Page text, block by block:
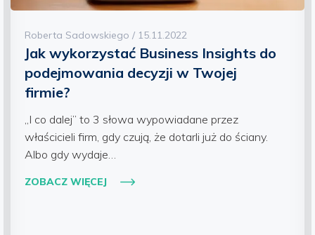
Roberta Sadowskiego / 15.11.2022
Jak wykorzystać Business Insights do
podejmowania decyzji w Twojej
firmie?
„I co dalej” to 3 słowa wypowiadane przez
właścicieli firm, gdy czują, że dotarli już do ściany.
Albo gdy wydaje…
ZOBACZ WIĘCEJ